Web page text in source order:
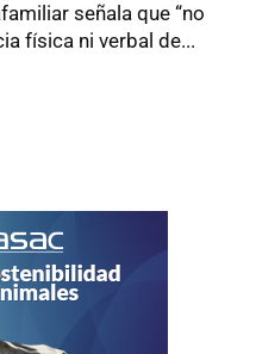
señala que “no
física ni verbal de...